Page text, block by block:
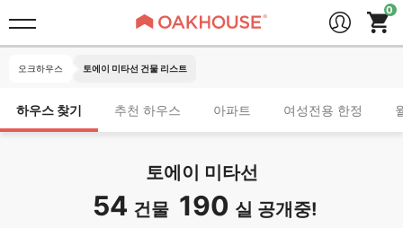
오크하우스 토에이 미타선 건물 리스트
하우스 찾기 추천 하우스 아파트 여성전용 한정
토에이 미타선
54 건물 190 실 공개중!